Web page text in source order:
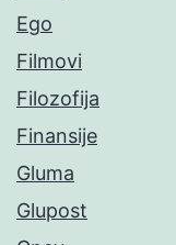
Ego
Filmovi
Filozofija
Finansije
Gluma
Glupost